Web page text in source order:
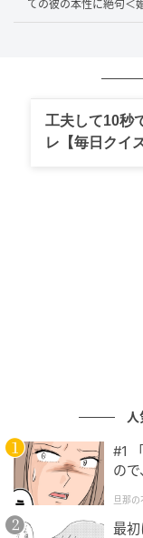
さらに、一度抜
までかなりの時
戻らない」と言わ
たのもこれまで
ます。とはいえ、
せん。その分、味
日の食事でビタミ
けました。
ての彼の本性に絶句＜
工夫して10秒
レ【毎日クイズ
#1
の
ク
旦那
最